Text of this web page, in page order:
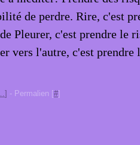
de perdre. Rire, c'est
Pleurer, c'est prendre le
vers l'autre, c'est prendre
] - Permalien [#]